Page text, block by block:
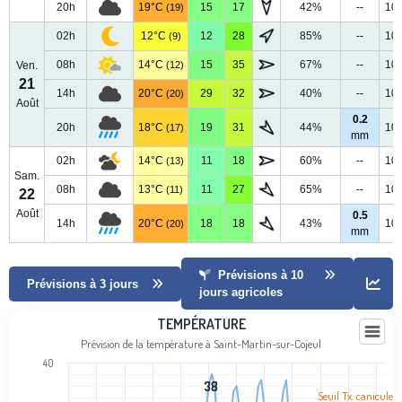
20h 19°C (19) 15 17 42% --
Ven.
21
Août
02h 12°C (9) 12 28 85% --
08h 14°C (12) 15 35 67% --
14h 20°C (20) 29 32 40% --
20h 18°C (17) 19 31 44%
0.2
mm
Sam.
22
Août
02h 14°C (13) 11 18 60% --
08h 13°C (11) 11 27 65% --
14h 20°C (20) 18 18 43%
0.5
mm
Prévisions à 3 jours
Prévisions à 10
jours agricoles
Line chart with 102 data points.
Prévision de la température à Saint-Martin-sur-Cojeul
TEMPÉRATURE
Prévision de la température à Saint-Martin-sur-Cojeul
38
38
40
Seuil Tx. canicule